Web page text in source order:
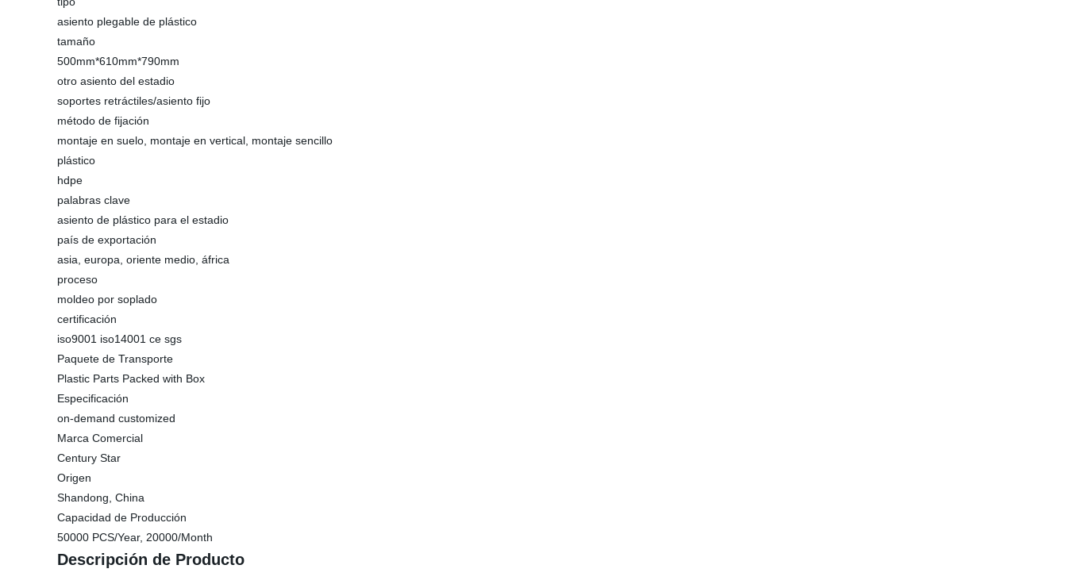
asiento plegable de plástico
tamaño
500mm*610mm*790mm
otro asiento del estadio
soportes retráctiles/asiento fijo
método de fijación
montaje en suelo, montaje en vertical, montaje sencillo
plástico
hdpe
palabras clave
asiento de plástico para el estadio
país de exportación
asia, europa, oriente medio, áfrica
proceso
moldeo por soplado
certificación
iso9001 iso14001 ce sgs
Paquete de Transporte
Plastic Parts Packed with Box
Especificación
on-demand customized
Marca Comercial
Century Star
Origen
Shandong, China
Capacidad de Producción
50000 PCS/Year, 20000/Month
Descripción de Producto